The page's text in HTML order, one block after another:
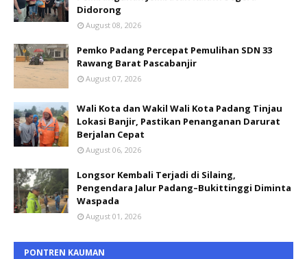
Didorong
August 08, 2026
Pemko Padang Percepat Pemulihan SDN 33
Rawang Barat Pascabanjir
August 07, 2026
Wali Kota dan Wakil Wali Kota Padang Tinjau
Lokasi Banjir, Pastikan Penanganan Darurat
Berjalan Cepat
August 06, 2026
Longsor Kembali Terjadi di Silaing,
Pengendara Jalur Padang–Bukittinggi Diminta
Waspada
August 01, 2026
PONTREN KAUMAN